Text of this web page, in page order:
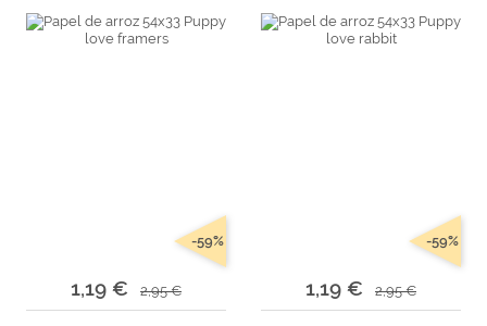
1,19 € 2,95 €
-59%
1,19 € 2,95 €
-59%